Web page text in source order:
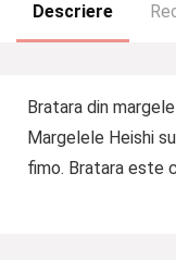
Descriere
Bratara din
Margelele Heishi
fimo. Bratara este